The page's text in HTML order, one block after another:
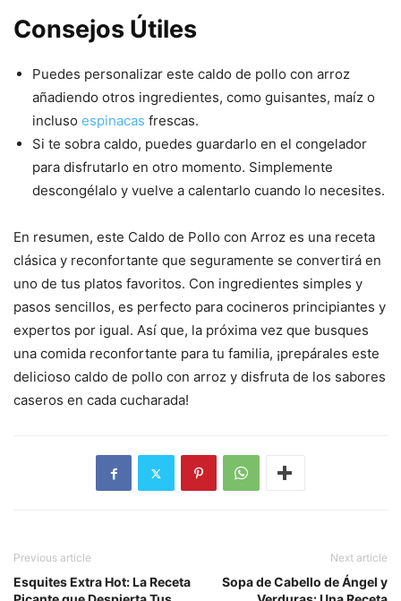
Consejos Útiles
Puedes personalizar este caldo de pollo con arroz
añadiendo otros ingredientes, como guisantes, maíz o
incluso espinacas frescas.
Si te sobra caldo, puedes guardarlo en el congelador
para disfrutarlo en otro momento. Simplemente
descongélalo y vuelve a calentarlo cuando lo necesites.
En resumen, este Caldo de Pollo con Arroz es una receta
clásica y reconfortante que seguramente se convertirá en
uno de tus platos favoritos. Con ingredientes simples y
pasos sencillos, es perfecto para cocineros principiantes y
expertos por igual. Así que, la próxima vez que busques
una comida reconfortante para tu familia, ¡prepárales este
delicioso caldo de pollo con arroz y disfruta de los sabores
caseros en cada cucharada!
Previous article
Esquites Extra Hot: La Receta
Next article
Sopa de Cabello de Ángel y